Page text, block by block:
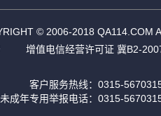
© 2006-2018 QA114.COM
增值电信经营许可证 冀B2-
客户服务热线：0315-
成年专用举报电话：0315-